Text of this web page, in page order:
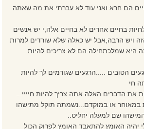
הם חרא ואני עוד לא עברתי את מה שאתה
בחיים אחרים לא בחיים אלה,י יש אנשים
ויש הרבה,אבל יש כאלה שלא שורדים למרות
היא שמלכתחילה הם לא צריכים להיות
הטובים .....הרגעים שגורמים לך להיות
חי
את הדברים האלה אתה צריך להיות חיייי...
או במוקדם...נשמתה תוקל מתישהו
שם למעלה יחליט..
יהיה האומץ להתאבד האומץ לפרוק הכול